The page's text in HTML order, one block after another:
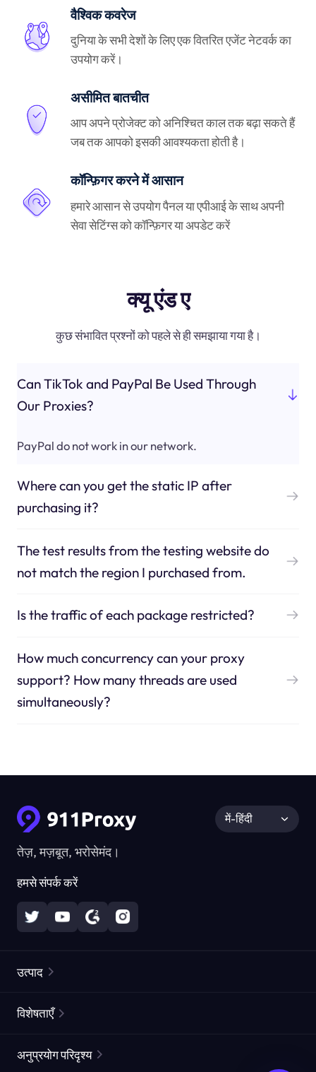
वैश्विक कवरेज
दुनिया के सभी देशों के लिए एक वितरित एजेंट नेटवर्क का
उपयोग करें।
असीमित बातचीत
आप अपने प्रोजेक्ट को अनिश्चित काल तक बढ़ा सकते हैं
जब तक आपको इसकी आवश्यकता होती है।
कॉन्फ़िगर करने में आसान
हमारे आसान से उपयोग पैनल या एपीआई के साथ अपनी
सेवा सेटिंग्स को कॉन्फ़िगर या अपडेट करें
क्यू एंड ए
कुछ संभावित प्रश्नों को पहले से ही समझाया गया है।
Can TikTok and PayPal Be Used Through
Our Proxies?
PayPal do not work in our network.
Where can you get the static IP after
purchasing it?
The test results from the testing website do
not match the region I purchased from.
Is the traffic of each package restricted?
How much concurrency can your proxy
support? How many threads are used
simultaneously?
तेज़, मज़बूत, भरोसेमंद।
हमसे संपर्क करें
में-हिंदी
उत्पाद
स्थैतिक रेज़िडेंशियल प्रॉक्सीज़
विशेषताएँ
प्रॉक्सी चेकर
अनुप्रयोग परिदृश्य